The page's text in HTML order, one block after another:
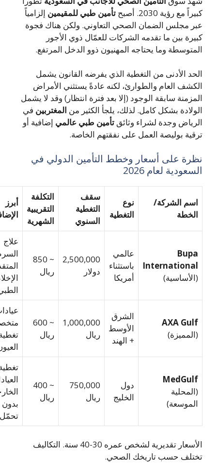
مع رؤية 2030. أصبح
تأمين طبي للمقيمينإلزامياً
مجلس الضمان الصحي التعاوني. ولكن هناك فجوة
بين ما تقدمه الشركات للعمّال ذوي الأجور
وما يحتاجه المهنيون ذوو الدخل المرتفع.
الأدنى من التغطية الذي يفرضه القانون يشمل
العام والطوارئ، لكنه عادةً يستثني الأمراض
سابقة الوجود (إلا بعد فترة انتظار) وقد لا يشمل
بشكل كامل. لذلك، يلجأ الكثير منالمغتربينفي
وجدة لشراء وثائق تأمين طبي عالميإضافية أو
بوليصة العمل على نفقتهم الخاصة.
على أسعار وخطط التأمين الدولي في
لعام 2026
اسم الشركة/
الخطة
التغطية
سقف
التغطية
السنوي
التكلفة
التقريبية
الشهرية
أبرز
الإضافات
Bupa
International
(الأساسية)
عالمي
باستثناء
أمريكا
2,500,000
دولار
~ 850
السرطان
المتقدم،
الإخلاء
الطبي
AXA Gulf
(المميزة)
الشرق
الأوسط
+ الهند
1,000,000
ريال
~ 600
عيادات
متخصصة،
تغطية
العيون
MedGulf
(المحلية
الموسعة)
الخليج
750,000
ريال
~ 400
تغطية
العيادات
الخارجية
الأسعار تقديرية لشخص عمره 30-40 سنة. التكاليف
حسب تاريخك الصحي.